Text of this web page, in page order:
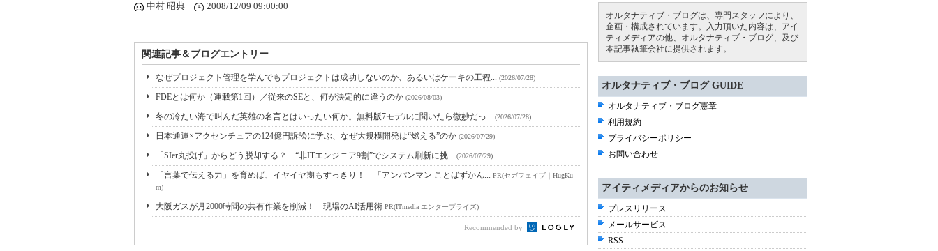
中村 昭典 2008/12/09 09:00:00
関連記事＆ブログエントリー
なぜプロジェクト管理を学んでもプロジェクトは成功しないのか、あるいはケーキの工程... (2026/07/28)
FDEとは何か（連載第1回）／従来のSEと、何が決定的に違うのか (2026/08/03)
冬の冷たい海で叫んだ英雄の名言とはいったい何か。無料版7モデルに聞いたら微妙だっ... (2026/07/28)
日本通運×アクセンチュアの124億円訴訟に学ぶ、なぜ大規模開発は“燃える”のか (2026/07/29)
「SIer丸投げ」からどう脱却する？ “非ITエンジニア9割”でシステム刷新に挑... (2026/07/29)
「言葉で伝える力」を育めば、イヤイヤ期もすっきり！ 「アンパンマン ことばずかん... PR(セガフェイブ｜HugKu
m)
大阪ガスが月2000時間の共有作業を削減！ 現場のAI活用術 PR(ITmedia エンタープライズ)
Recommended by
オルタナティブ・ブログは、専門スタッフにより、
企画・構成されています。入力頂いた内容は、アイ
ティメディアの他、オルタナティブ・ブログ、及び
本記事執筆会社に提供されます。
オルタナティブ・ブログ GUIDE
オルタナティブ・ブログ憲章
利用規約
プライバシーポリシー
お問い合わせ
アイティメディアからのお知らせ
プレスリリース
メールサービス
RSS